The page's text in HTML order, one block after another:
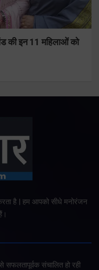
की इन 11 महिलाओं को
है | हम आपको सीधे मनोरंजन
संचालित हो रही